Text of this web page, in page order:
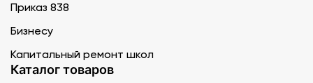
Приказ 838
Бизнесу
Капитальный ремонт школ
Каталог товаров